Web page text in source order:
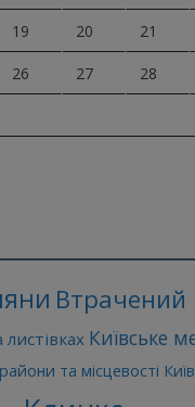
19 20 21
26 27 28
Втрачений
листівках Київське
райони та місцевості